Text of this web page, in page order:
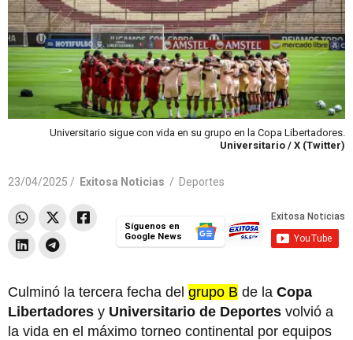
Universitario sigue con vida en su grupo en la Copa Libertadores.
Universitario / X (Twitter)
23/04/2025 / Exitosa Noticias / Deportes
Síguenos en
Google News
Culminó la tercera fecha del grupo B de la Copa
Libertadores y Universitario de Deportes volvió a
la vida en el máximo torneo continental por equipos